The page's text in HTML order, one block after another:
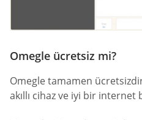
Omegle ücretsiz mi?
Omegle tamamen
akıllı cihaz ve iyi bir internet